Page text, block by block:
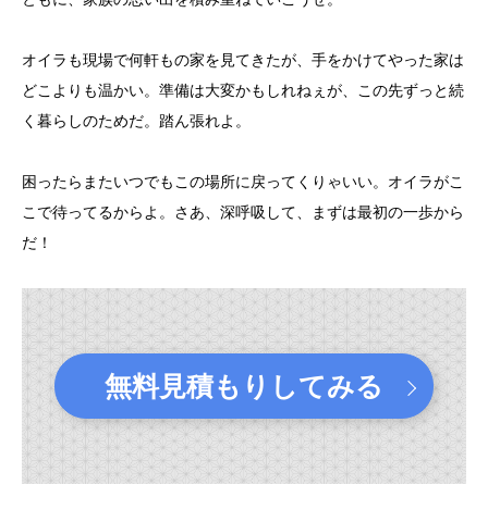
オイラも現場で何軒もの家を見てきたが、手をかけてやった家は
どこよりも温かい。準備は大変かもしれねぇが、この先ずっと続
く暮らしのためだ。踏ん張れよ。
困ったらまたいつでもこの場所に戻ってくりゃいい。オイラがこ
こで待ってるからよ。さあ、深呼吸して、まずは最初の一歩から
だ！
無料見積もりしてみる